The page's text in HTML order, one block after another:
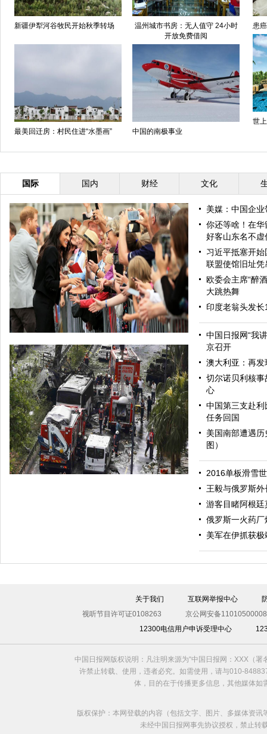
新疆伊犁河谷牧民开始秋季转场
温州城市书房：无人值守 24小时
开放免费借阅
最美回迁房：村民住进“水墨画” 中国的南极事业
患
世
国际 国内 财经 文化
哈里与梅根亮相都柏林街头接受民众欢迎
美媒：中国企
你还等啥！在
好客山东名不虚
习近平抵塞开
联盟使馆旧址凭
欧委会主席“醉
大跳热舞
印度老翁头发
中国日报网“我
京召开
澳大利亚：再
切尔诺贝利核
心
中国第三支赴
任务回国
美国南部遭遇
图）
2016单板滑雪
王毅与俄罗斯
游客目睹阿根
俄罗斯一火药
美军在伊抓获极
关于我们 互联网举报中心
视听节目许可证0108263
京公网安备
12300电信用户申诉受理中心
中国日报网版权说明：凡注明来源为“中国日报网：XXX（
许禁止转载、使用，违者必究。如需使用，请与010-
体，目的在于传播更多信息，其他媒体
版权保护：本网登载的内容（包括文字、图片、多媒体资
未经中国日报网事先协议授权，禁止转